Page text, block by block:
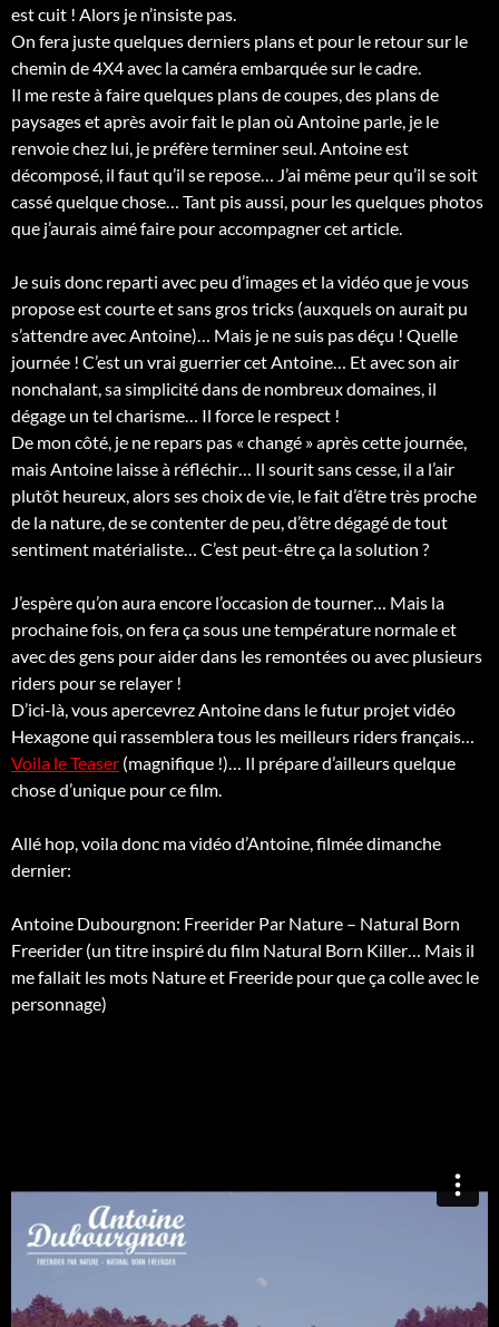
est cuit ! Alors je n’insiste pas.
On fera juste quelques derniers plans et pour le retour sur le
chemin de 4X4 avec la caméra embarquée sur le cadre.
Il me reste à faire quelques plans de coupes, des plans de
paysages et après avoir fait le plan où Antoine parle, je le
renvoie chez lui, je préfère terminer seul. Antoine est
décomposé, il faut qu’il se repose… J’ai même peur qu’il se soit
cassé quelque chose… Tant pis aussi, pour les quelques photos
que j’aurais aimé faire pour accompagner cet article.
Je suis donc reparti avec peu d’images et la vidéo que je vous
propose est courte et sans gros tricks (auxquels on aurait pu
s’attendre avec Antoine)… Mais je ne suis pas déçu ! Quelle
journée ! C’est un vrai guerrier cet Antoine… Et avec son air
nonchalant, sa simplicité dans de nombreux domaines, il
dégage un tel charisme… Il force le respect !
De mon côté, je ne repars pas « changé » après cette journée,
mais Antoine laisse à réfléchir… Il sourit sans cesse, il a l’air
plutôt heureux, alors ses choix de vie, le fait d’être très proche
de la nature, de se contenter de peu, d’être dégagé de tout
sentiment matérialiste… C’est peut-être ça la solution ?
J’espère qu’on aura encore l’occasion de tourner… Mais la
prochaine fois, on fera ça sous une température normale et
avec des gens pour aider dans les remontées ou avec plusieurs
riders pour se relayer !
D’ici-là, vous apercevrez Antoine dans le futur projet vidéo
Hexagone qui rassemblera tous les meilleurs riders français…
Voila le Teaser (magnifique !)… Il prépare d’ailleurs quelque
chose d’unique pour ce film.
Allé hop, voila donc ma vidéo d’Antoine, filmée dimanche
dernier:
Antoine Dubourgnon: Freerider Par Nature – Natural Born
Freerider (un titre inspiré du film Natural Born Killer… Mais il
me fallait les mots Nature et Freeride pour que ça colle avec le
personnage)